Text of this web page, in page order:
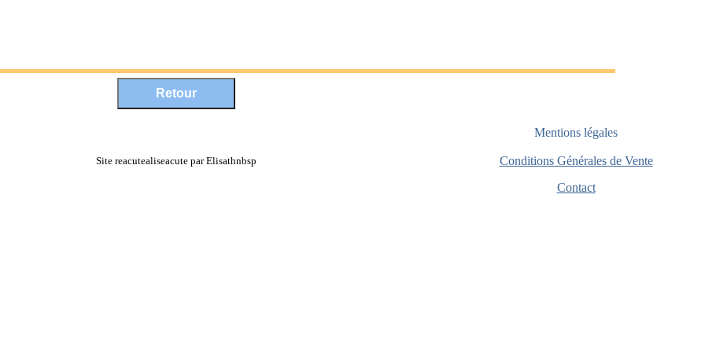
Site reacutealiseacute par Elisathnbsp
Mentions légales
Conditions Générales de Vente
Contact